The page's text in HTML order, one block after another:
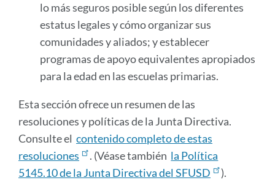
lo más seguros posible según los diferentes
estatus legales y cómo organizar sus
comunidades y aliados; y establecer
programas de apoyo equivalentes apropiados
para la edad en las escuelas primarias.
Esta sección ofrece un resumen de las
resoluciones y políticas de la Junta Directiva.
Consulte el contenido completo de estas
resoluciones
. (Véase también la Política
5145.10 de la Junta Directiva del SFUSD
).